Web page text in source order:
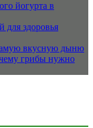
йогурта в
для здоровья
вкусную дыню
грибы нужно